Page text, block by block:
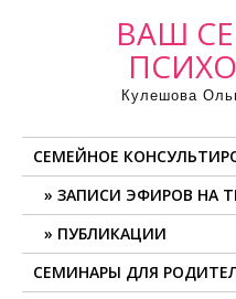
ВАШ
Кулешова
СЕМЕЙНОЕ
ЗАПИСИ ЭФИРОВ НА
ПУБЛИКАЦИИ
СЕМИНАРЫ ДЛЯ